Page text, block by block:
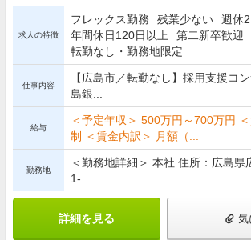
求人の特徴
フレックス勤務 残業少ない 週休
年間休日120日以上
第二新卒歓迎
転勤なし・勤務地限定
仕事内容
【広島市／転勤なし】採用支援コ
島銀...
給与
＜予定年収＞ 500万円～700万円
制 ＜賃金内訳＞ 月額（...
勤務地
＜勤務地詳細＞ 本社 住所：広島県
1-...
詳細を見る 気